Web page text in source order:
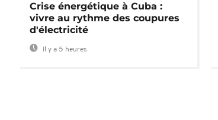
Crise énergétique à Cuba :
vivre au rythme des coupures
d'électricité
Il y a 5 heures